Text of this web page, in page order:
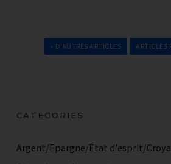
« D'AUTRES ARTICLES ARTICLES
CATÉGORIES
Argent/Epargne/État d'esprit/